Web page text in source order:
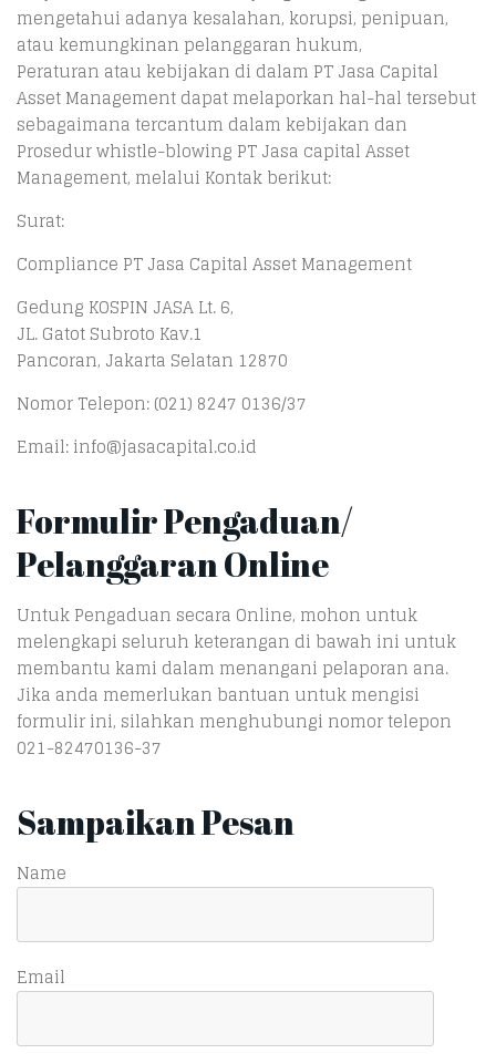
mengetahui adanya kesalahan, korupsi, penipuan,
atau kemungkinan pelanggaran hukum,
Peraturan atau kebijakan di dalam PT Jasa Capital
Asset Management dapat melaporkan hal-hal tersebut
sebagaimana tercantum dalam kebijakan dan
Prosedur whistle-blowing PT Jasa capital Asset
Management, melalui Kontak berikut:
Surat:
Compliance PT Jasa Capital Asset Management
Gedung KOSPIN JASA Lt. 6,
JL. Gatot Subroto Kav.1
Pancoran, Jakarta Selatan 12870
Nomor Telepon: (021) 8247 0136/37
Email: info@jasacapital.co.id
Formulir Pengaduan/
Pelanggaran Online
Untuk Pengaduan secara Online, mohon untuk
melengkapi seluruh keterangan di bawah ini untuk
membantu kami dalam menangani pelaporan ana.
Jika anda memerlukan bantuan untuk mengisi
formulir ini, silahkan menghubungi nomor telepon
021-82470136-37
Sampaikan Pesan
Name
Email